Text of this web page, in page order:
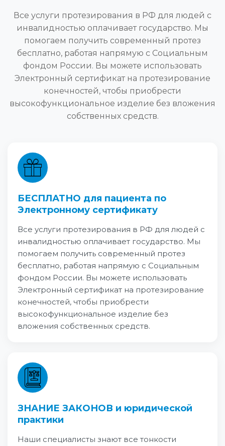
Все услуги протезирования в РФ для людей с
инвалидностью оплачивает государство. Мы
помогаем получить современный протез
бесплатно, работая напрямую с Социальным
фондом России. Вы можете использовать
Электронный сертификат на протезирование
конечностей, чтобы приобрести
высокофункциональное изделие без вложения
собственных средств.
БЕСПЛАТНО для пациента по
Электронному сертификату
Все услуги протезирования в РФ для людей с
инвалидностью оплачивает государство. Мы
помогаем получить современный протез
бесплатно, работая напрямую с Социальным
фондом России. Вы можете использовать
Электронный сертификат на протезирование
конечностей, чтобы приобрести
высокофункциональное изделие без
вложения собственных средств.
ЗНАНИЕ ЗАКОНОВ и юридической
практики
Наши специалисты знают все тонкости